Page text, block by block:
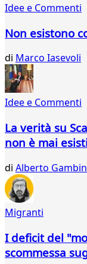
Idee e Commenti
Non esistono
di Marco Iasevoli
Idee e Commenti
La verità su
non è mai
di Alberto
Migranti
I deficit del
scommessa